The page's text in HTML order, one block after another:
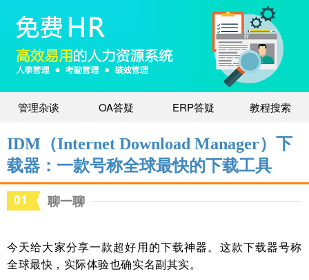
管理杂谈 OA答疑 ERP答疑 教程搜索
IDM（Internet Download Manager）下
载器：一款号称全球最快的下载工具
01 聊一聊
今天给大家分享一款超好用的下载神器。这款下载器号称
全球最快，实际体验也确实名副其实。